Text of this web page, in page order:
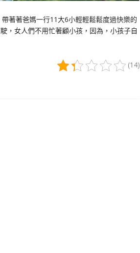
著著爸媽一行11大6小輕輕鬆鬆度過快樂的
，女人們不用忙著顧小孩，因為，小孩子自
(14)